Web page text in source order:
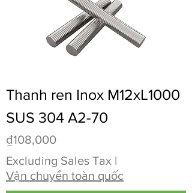
Thanh ren Inox M12xL1000
SUS 304 A2-70
Price
₫108,000
Excluding Sales Tax |
Vận chuyển toàn quốc